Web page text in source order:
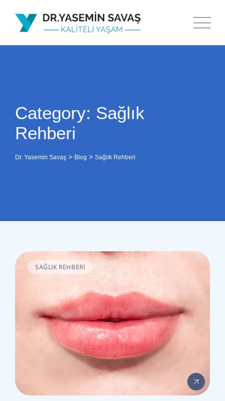
content
Category: Sağlık
Rehberi
Dr. Yasemin Savaş > Blog > Sağlık Rehberi
SAĞLIK REHBERI